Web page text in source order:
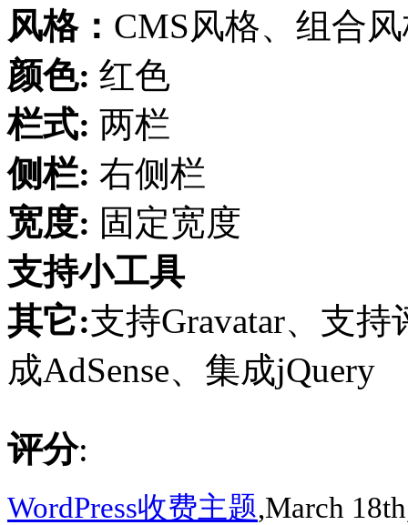
风格： CMS风格、组合
颜色: 红色
栏式: 两栏
侧栏: 右侧栏
宽度: 固定宽度
支持小工具
其它:支持Gravatar、支
成AdSense、集成jQuery
评分:
WordPress收费主题,March